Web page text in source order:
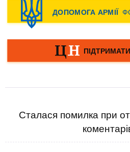
Сталася помилка при